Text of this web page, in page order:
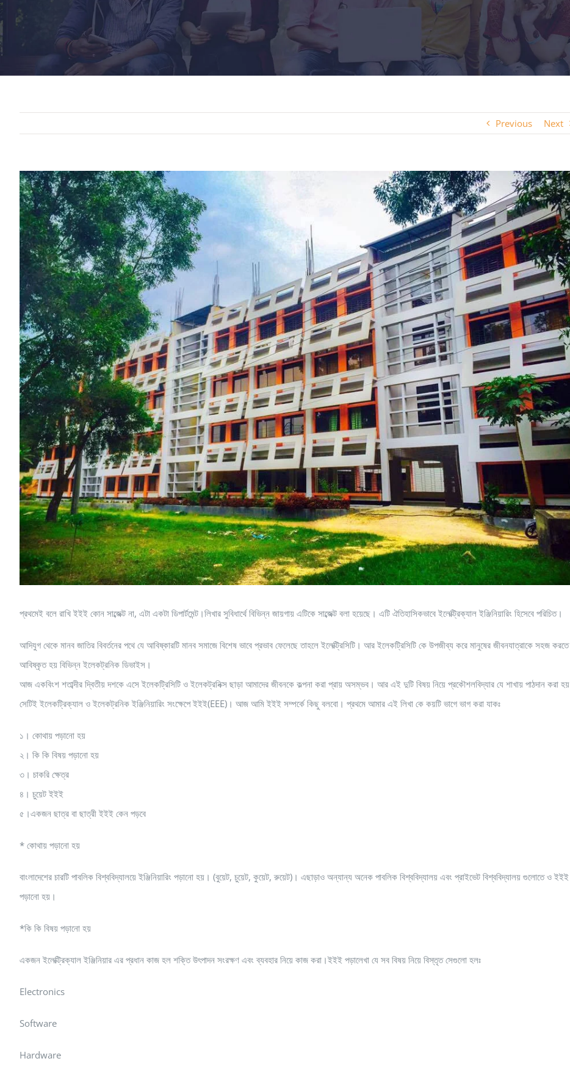
Previous Next
View
Larger
Image
প্রথমেই বলে রাখি ইইই কোন সাব্জেক্ট না, এটা একটা ডিপার্টমেন্ট।লিখার সুবিধার্থে বিভিন্ন জায়গায় এটিকে সাব্জেক্ট বলা হয়েছে। এটি ঐতিহাসিকভাবে ইলেক্ট্রিক্যাল ইঞ্জিনিয়ারিং হিসেবে পরিচিত।
আদিযুগ থেকে মানব জাতির বিবর্তনের পথে যে আবিষ্কারটি মানব সমাজে বিশেষ ভাবে প্রভাব ফেলেছে তাহলে ইলেক্ট্রিসিটি। আর ইলেকট্রিসিটি কে উপজীব্য করে মানুষের জীবনযাত্রাকে সহজ করতে
আবিষ্কৃত হয় বিভিন্ন ইলেকট্রনিক ডিভাইস।
আজ একবিংশ শতাব্দীর দ্বিতীয় দশকে এসে ইলেকট্রিসিটি ও ইলেকট্রনিক্স ছাড়া আমাদের জীবনকে কল্পনা করা প্রায় অসম্ভব। আর এই দুটি বিষয় নিয়ে প্রকৌশলবিদ্যার যে শাখায় পাঠদান করা হয়
সেটিই ইলেকট্রিক্যাল ও ইলেকট্রনিক ইঞ্জিনিয়ারিং সংক্ষেপে ইইই(EEE)। আজ আমি ইইই সম্পর্কে কিছু বলবো। প্রথমে আমার এই লিখা কে কয়টি ভাগে ভাগ করা যাকঃ
১। কোথায় পড়ানো হয়
২। কি কি বিষয় পড়ানো হয়
৩। চাকরি ক্ষেত্র
৪। চুয়েট ইইই
৫।একজন ছাত্র বা ছাত্রী ইইই কেন পড়বে
* কোথায় পড়ানো হয়
বাংলাদেশের চারটি পাবলিক বিশ্ববিদ্যালয়ে ইঞ্জিনিয়ারিং পড়ানো হয়। (বুয়েট, চুয়েট, কুয়েট, রুয়েট)। এছাড়াও অন্যান্য অনেক পাবলিক বিশ্ববিদ্যালয় এবং প্রাইভেট বিশ্ববিদ্যালয় গুলোতে ও ইইই
পড়ানো হয়।
*কি কি বিষয় পড়ানো হয়
একজন ইলেক্ট্রিক্যাল ইঞ্জিনিয়ার এর প্রধান কাজ হল শক্তি উৎপাদন সংরক্ষণ এবং ব্যবহার নিয়ে কাজ করা।ইইই পড়ালেখা যে সব বিষয় নিয়ে বিস্তৃত সেগুলো হলঃ
Electronics
Software
Hardware